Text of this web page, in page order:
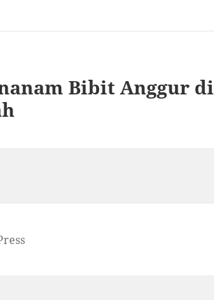
Bibit Anggur di